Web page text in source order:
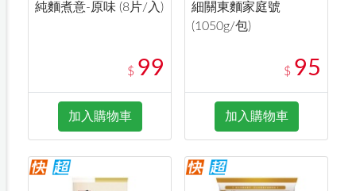
純麵煮意-原味 (8片/入)
$ 99
加入購物車
細關東麵家庭號
(1050g/包)
$ 95
加入購物車